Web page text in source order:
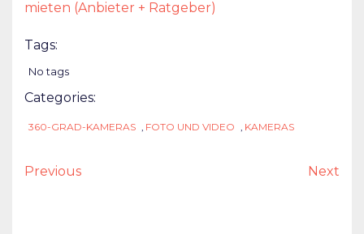
mieten (Anbieter + Ratgeber)
Tags:
No tags
Categories:
360-GRAD-KAMERAS , FOTO UND VIDEO , KAMERAS
Previous Next